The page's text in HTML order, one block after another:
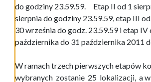
do godziny 23.59.59. Etap II od 1
sierpnia do godziny 23.59.59, etap III
30 września do godz. 23.59.59 i etap IV
października do 31 października 2011
W ramach trzech pierwszych etapów
wybranych zostanie 25 lokalizacji, a